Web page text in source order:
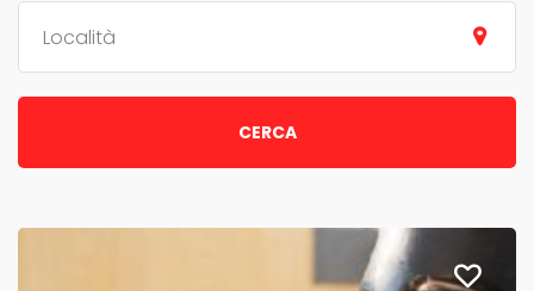
Località
CERCA